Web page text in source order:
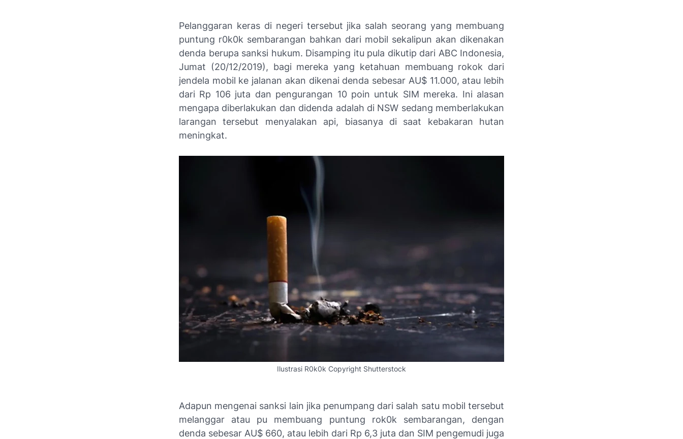
Pelanggaran keras di negeri tersebut jika salah seorang yang membuang
puntung r0k0k sembarangan bahkan dari mobil sekalipun akan dikenakan
denda berupa sanksi hukum. Disamping itu pula dikutip dari ABC Indonesia,
Jumat (20/12/2019), bagi mereka yang ketahuan membuang rokok dari
jendela mobil ke jalanan akan dikenai denda sebesar AU$ 11.000, atau lebih
dari Rp 106 juta dan pengurangan 10 poin untuk SIM mereka. Ini alasan
mengapa diberlakukan dan didenda adalah di NSW sedang memberlakukan
larangan tersebut menyalakan api, biasanya di saat kebakaran hutan
meningkat.
Ilustrasi R0k0k Copyright Shutterstock
Adapun mengenai sanksi lain jika penumpang dari salah satu mobil tersebut
melanggar atau pu membuang puntung rok0k sembarangan, dengan
denda sebesar AU$ 660, atau lebih dari Rp 6,3 juta dan SIM pengemudi juga